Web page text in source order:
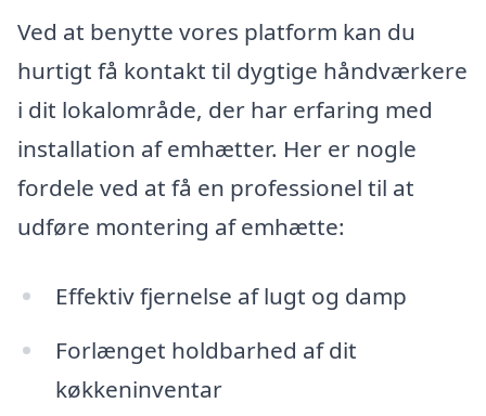
Ved at benytte vores platform kan du
hurtigt få kontakt til dygtige håndværkere
i dit lokalområde, der har erfaring med
installation af emhætter. Her er nogle
fordele ved at få en professionel til at
udføre montering af emhætte:
Effektiv fjernelse af lugt og damp
Forlænget holdbarhed af dit
køkkeninventar